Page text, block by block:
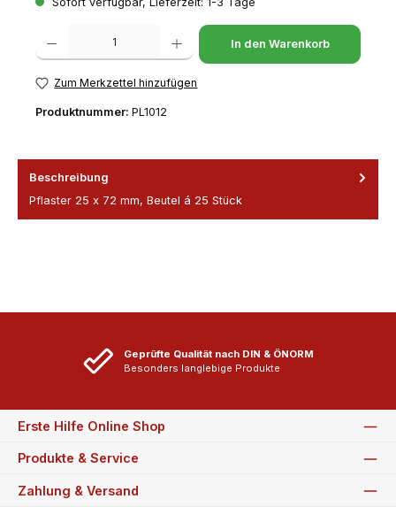
Produkt Anzahl: Gib den gewünschten Wert ein oder benutze die
In den Warenkorb
Zum Merkzettel hinzufügen
Produktnummer: PL1012
Beschreibung
Pflaster 25 x 72 mm, Beutel á 25 Stück
Geprüfte Qualität nach DIN & ÖNORM
Besonders langlebige Produkte
Erste Hilfe Online Shop
Produkte & Service
Zahlung & Versand